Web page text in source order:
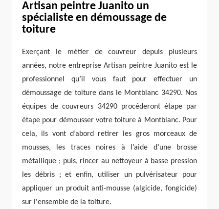
Artisan peintre Juanito un
spécialiste en démoussage de
toiture
Exerçant le métier de couvreur depuis plusieurs
années, notre entreprise Artisan peintre Juanito est le
professionnel qu’il vous faut pour effectuer un
démoussage de toiture dans le Montblanc 34290. Nos
équipes de couvreurs 34290 procéderont étape par
étape pour démousser votre toiture à Montblanc. Pour
cela, ils vont d’abord retirer les gros morceaux de
mousses, les traces noires à l’aide d’une brosse
métallique ; puis, rincer au nettoyeur à basse pression
les débris ; et enfin, utiliser un pulvérisateur pour
appliquer un produit anti-mousse (algicide, fongicide)
sur l'ensemble de la toiture.